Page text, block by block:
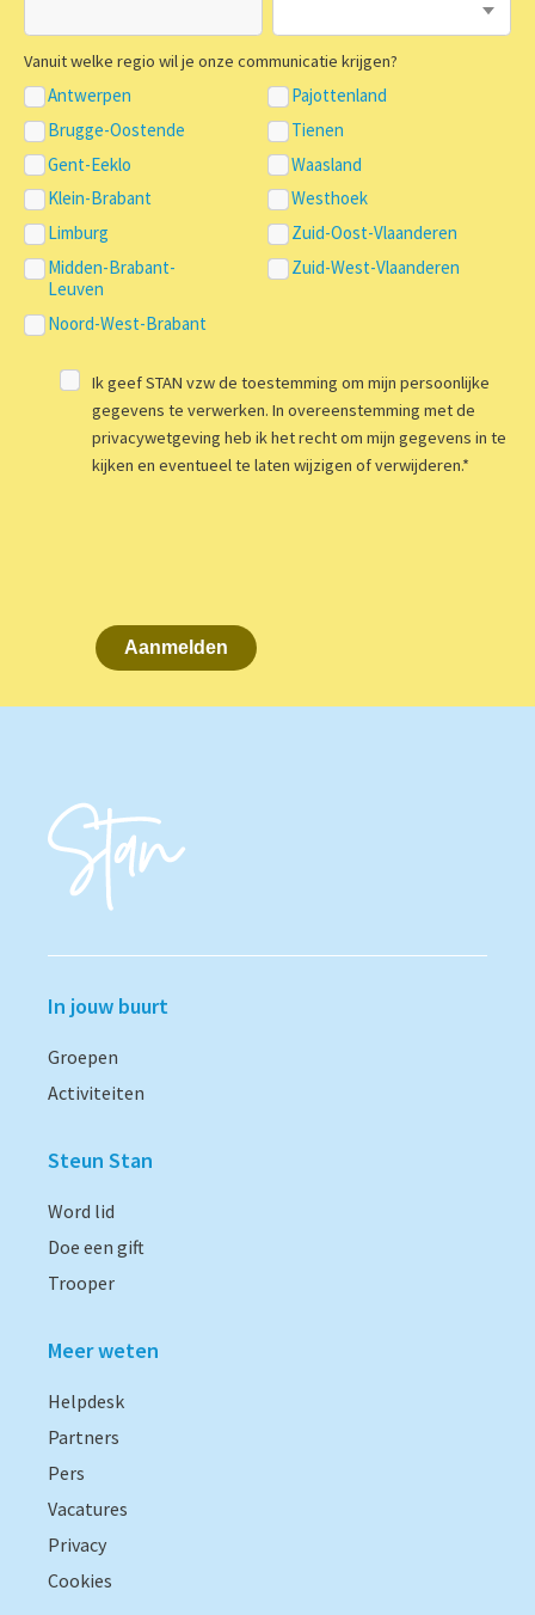
Vanuit welke regio wil je onze communicatie krijgen?
Antwerpen
Pajottenland
Brugge-Oostende
Tienen
Gent-Eeklo
Waasland
Klein-Brabant
Westhoek
Limburg
Zuid-Oost-Vlaanderen
Midden-Brabant-
Leuven
Zuid-West-Vlaanderen
Noord-West-Brabant
Ik geef STAN vzw de toestemming om mijn persoonlijke
gegevens te verwerken. In overeenstemming met de
privacywetgeving heb ik het recht om mijn gegevens in te
kijken en eventueel te laten wijzigen of verwijderen.*
Aanmelden
In jouw buurt
Groepen
Activiteiten
Steun Stan
Word lid
Doe een gift
Trooper
Meer weten
Helpdesk
Partners
Pers
Vacatures
Privacy
Cookies